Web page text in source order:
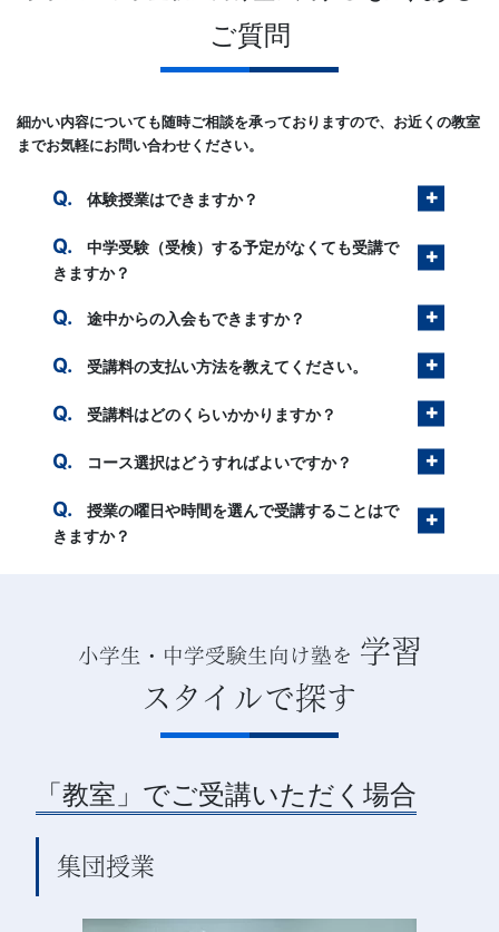
ご質問
細かい内容についても随時ご相談を承っておりますので、お近くの教室
までお気軽にお問い合わせください。
体験授業はできますか？
中学受験（受検）する予定がなくても受講で
きますか？
途中からの入会もできますか？
受講料の支払い方法を教えてください。
受講料はどのくらいかかりますか？
コース選択はどうすればよいですか？
授業の曜日や時間を選んで受講することはで
きますか？
小学生・中学受験生向け塾を 学習
スタイルで探す
「教室」でご受講いただく場合
集団授業